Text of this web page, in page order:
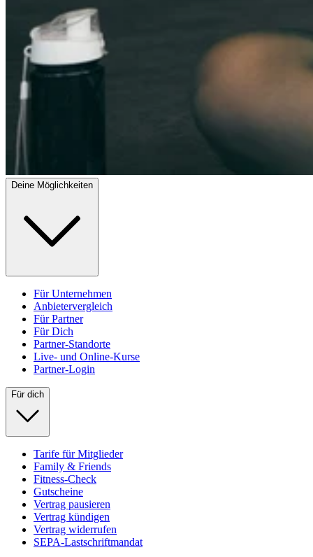
Deine Möglichkeiten
Für Unternehmen
Anbietervergleich
Für Partner
Für Dich
Partner-Standorte
Live- und Online-Kurse
Partner-Login
Für dich
Tarife für Mitglieder
Family & Friends
Fitness-Check
Gutscheine
Vertrag pausieren
Vertrag kündigen
Vertrag widerrufen
SEPA-Lastschriftmandat